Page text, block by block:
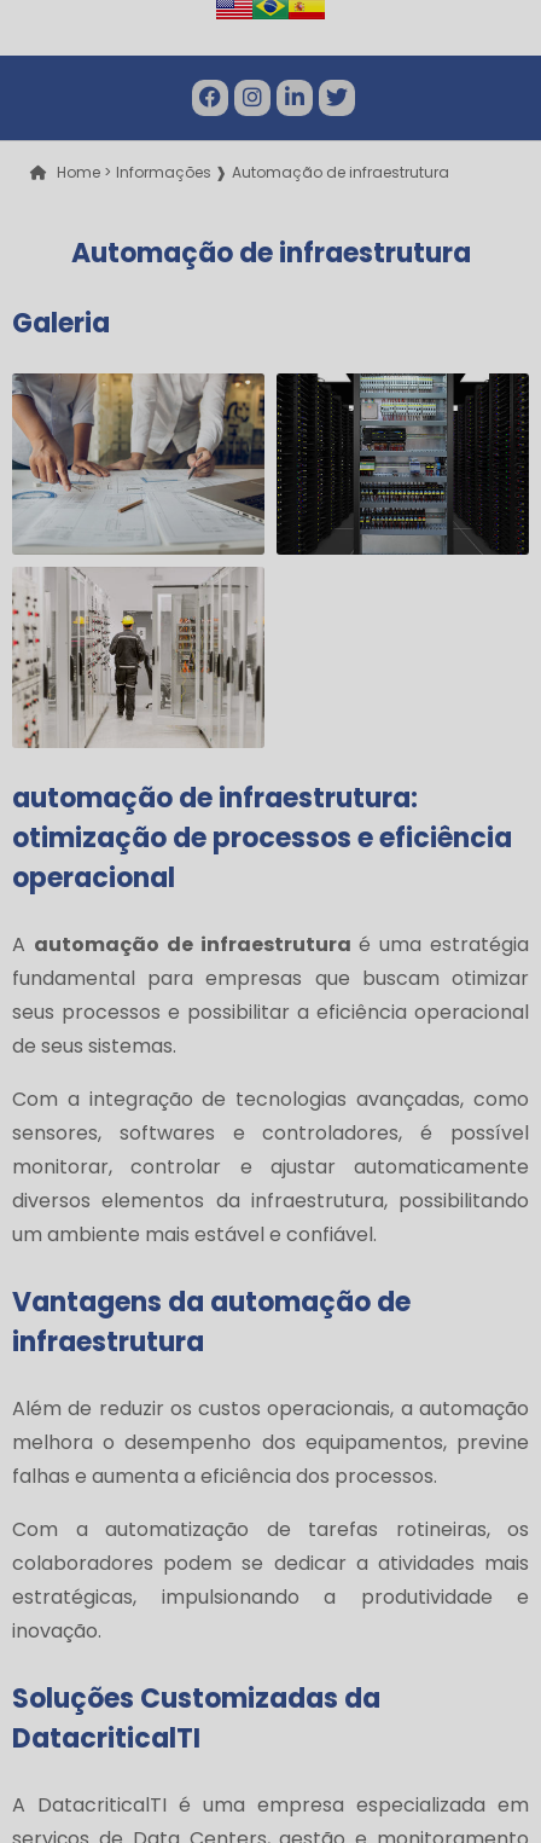
Home > Informações ❱ Automação de infraestrutura
Automação de infraestrutura
Galeria
automação de infraestrutura:
otimização de processos e eficiência
operacional
A automação de infraestrutura é uma estratégia
fundamental para empresas que buscam otimizar
seus processos e possibilitar a eficiência operacional
de seus sistemas.
Com a integração de tecnologias avançadas, como
sensores, softwares e controladores, é possível
monitorar, controlar e ajustar automaticamente
diversos elementos da infraestrutura, possibilitando
um ambiente mais estável e confiável.
Vantagens da automação de
infraestrutura
Além de reduzir os custos operacionais, a automação
melhora o desempenho dos equipamentos, previne
falhas e aumenta a eficiência dos processos.
Com a automatização de tarefas rotineiras, os
colaboradores podem se dedicar a atividades mais
estratégicas, impulsionando a produtividade e
inovação.
Soluções Customizadas da
DatacriticalTI
A DatacriticalTI é uma empresa especializada em